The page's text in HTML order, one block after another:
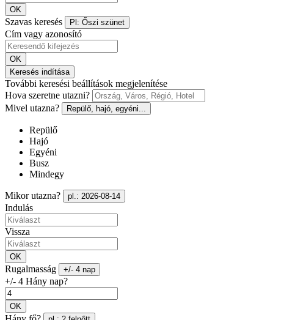
OK
Szavas keresés Pl: Őszi szünet
Cím vagy azonosító
OK
Keresés indítása
További keresési beállítások megjelenítése
Hova szeretne utazni?
Mivel utazna?
Repülő, hajó, egyéni...
Repülő
Hajó
Egyéni
Busz
Mindegy
Mikor utazna? pl.: 2026-08-14
Indulás
Vissza
OK
Rugalmasság +/- 4 nap
+/- 4 Hány nap?
OK